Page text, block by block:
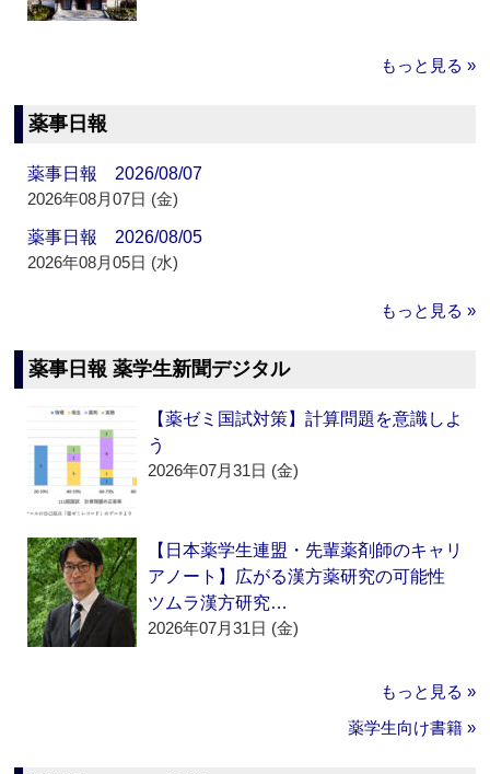
もっと見る »
薬事日報
薬事日報 2026/08/07
2026年08月07日 (金)
薬事日報 2026/08/05
2026年08月05日 (水)
もっと見る »
薬事日報 薬学生新聞デジタル
【薬ゼミ国試対策】計算問題を意識しよ
う
2026年07月31日 (金)
【日本薬学生連盟・先輩薬剤師のキャリ
アノート】広がる漢方薬研究の可能性
ツムラ漢方研究…
2026年07月31日 (金)
もっと見る »
薬学生向け書籍 »